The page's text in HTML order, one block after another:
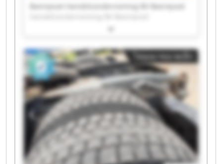
Beerepoot Handelsonderneming BV Beerepoot
Handelsonderneming BV Beerepoot
Handelsonderneming BV Beerepoot
Handelsonderneming BV Beerepoot
Handelsonderneming BV Beerepoot
Handelsonderneming BV Beerepoot
Handelsonderneming BV Beerepoot
Handelsonderneming BV Beerepoot
Handelsonderneming BV Beerepoot
Handelsonderneming BV Beerepoot
Handelsonderneming BV Beerepoot
Handelsonderneming BV Beerepoot
Handelsonderneming BV Beerepoot
โฆษณาขนาดเล็ก